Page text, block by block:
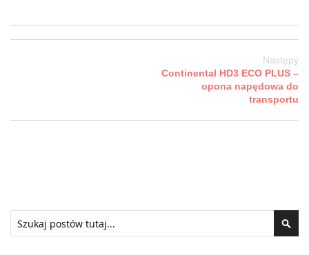
Następy
Continental HD3 ECO PLUS –
opona napędowa do
transportu